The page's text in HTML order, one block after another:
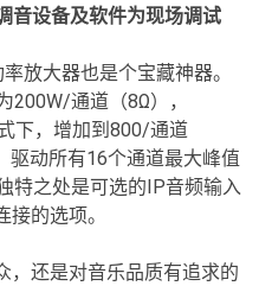
音设备及软件为现场调试
放大器也是个宝藏神器。
200W/通道（8Ω），
下，增加到800/通道
驱动所有16个通道最大峰值
特之处是可选的IP音频输入
的选项。
，还是对音乐品质有追求的